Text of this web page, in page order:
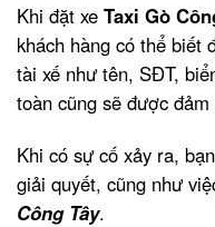
Khi đặt xe Taxi Gò
khách hàng có thể biết
tài xế như tên, SĐT,
toàn cũng sẽ được
Khi có sự cố xảy ra,
giải quyết, cũng như
Công Tây.